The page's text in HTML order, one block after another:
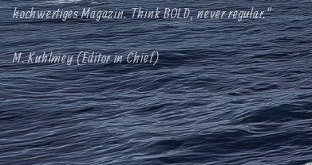
hochwertiges Magazin. Think BOLD, never regular.“
M. Kuhlmey (Editor in Chief)